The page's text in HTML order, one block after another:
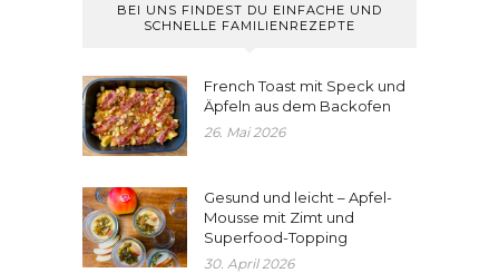
BEI UNS FINDEST DU EINFACHE UND
SCHNELLE FAMILIENREZEPTE
French Toast mit Speck und
Äpfeln aus dem Backofen
26. Mai 2026
Gesund und leicht – Apfel-
Mousse mit Zimt und
Superfood-Topping
30. April 2026